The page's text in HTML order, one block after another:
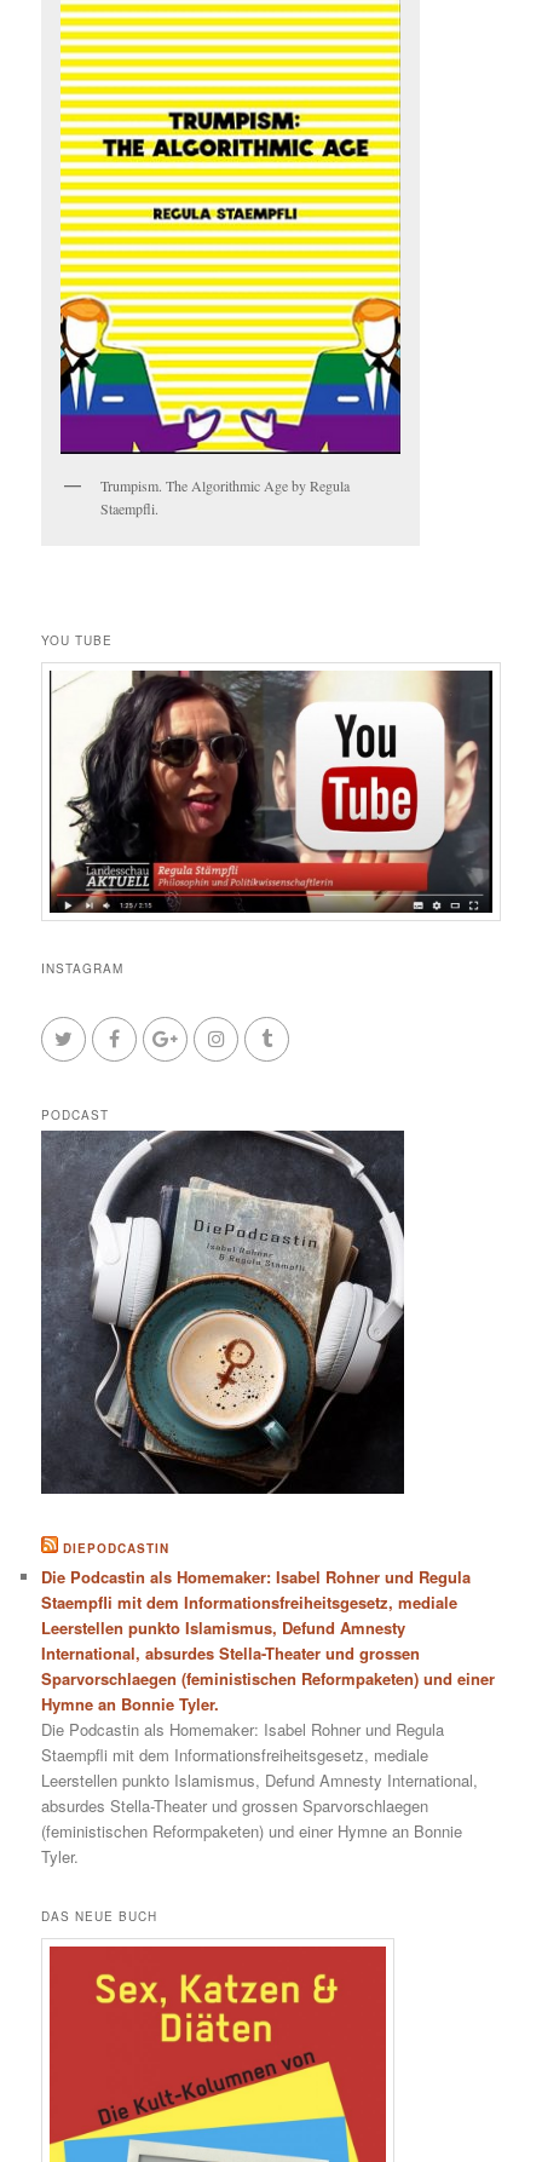
Trumpism. The Algorithmic Age by Regula
Staempfli.
YOU TUBE
INSTAGRAM
PODCAST
DIEPODCASTIN
Die Podcastin als Homemaker: Isabel Rohner und Regula
Staempfli mit dem Informationsfreiheitsgesetz, mediale
Leerstellen punkto Islamismus, Defund Amnesty
International, absurdes Stella-Theater und grossen
Sparvorschlaegen (feministischen Reformpaketen) und einer
Hymne an Bonnie Tyler.
Die Podcastin als Homemaker: Isabel Rohner und Regula
Staempfli mit dem Informationsfreiheitsgesetz, mediale
Leerstellen punkto Islamismus, Defund Amnesty International,
absurdes Stella-Theater und grossen Sparvorschlaegen
(feministischen Reformpaketen) und einer Hymne an Bonnie
Tyler.
DAS NEUE BUCH